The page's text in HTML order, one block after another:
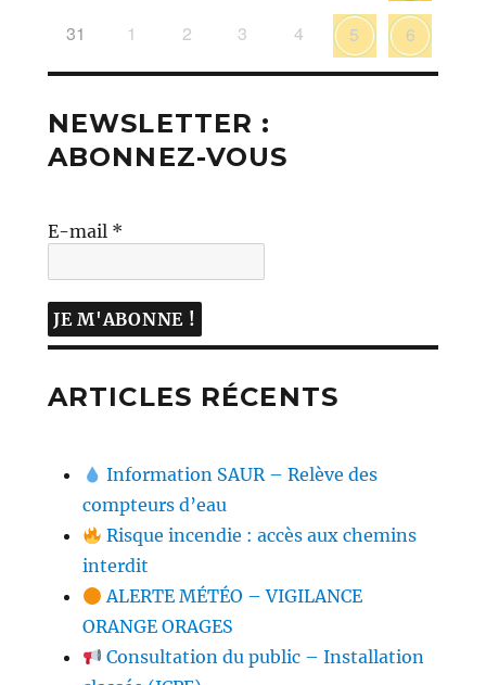
31 1 2 3 4 5 6
NEWSLETTER :
ABONNEZ-VOUS
E-mail *
ARTICLES RÉCENTS
Information SAUR – Relève des
compteurs d’eau
Risque incendie : accès aux chemins
interdit
ALERTE MÉTÉO – VIGILANCE
ORANGE ORAGES
Consultation du public – Installation